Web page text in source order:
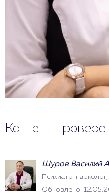
Контент
Шуров Василий
Психиатр,
Обновлено: